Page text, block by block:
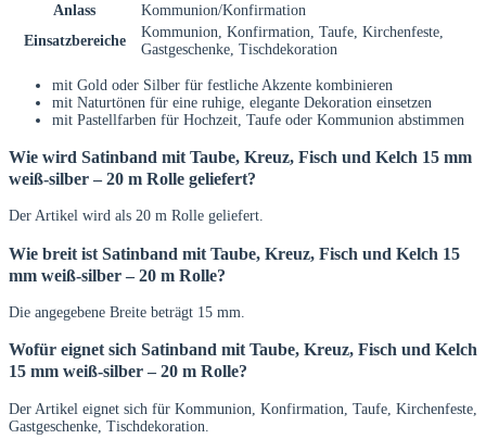
Anlass
Kommunion/Konfirmation
Einsatzbereiche
Kommunion, Konfirmation, Taufe, Kirchenfeste,
Gastgeschenke, Tischdekoration
mit Gold oder Silber für festliche Akzente kombinieren
mit Naturtönen für eine ruhige, elegante Dekoration einsetzen
mit Pastellfarben für Hochzeit, Taufe oder Kommunion abstimmen
Wie wird Satinband mit Taube, Kreuz, Fisch und Kelch 15 mm
weiß-silber – 20 m Rolle geliefert?
Der Artikel wird als 20 m Rolle geliefert.
Wie breit ist Satinband mit Taube, Kreuz, Fisch und Kelch 15
mm weiß-silber – 20 m Rolle?
Die angegebene Breite beträgt 15 mm.
Wofür eignet sich Satinband mit Taube, Kreuz, Fisch und Kelch
15 mm weiß-silber – 20 m Rolle?
Der Artikel eignet sich für Kommunion, Konfirmation, Taufe, Kirchenfeste,
Gastgeschenke, Tischdekoration.